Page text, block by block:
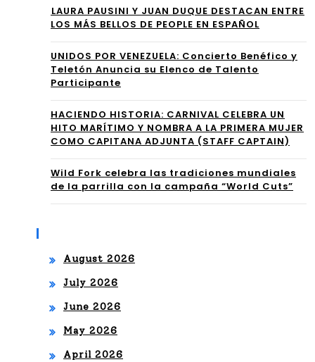
al
con
“Qu
isie
ra
Ella
un
cin
CIA
L
DE
LA
AC
AD
EMI
⁠LAURA PAUSINI Y JUAN DUQUE DESTACAN ENTRE
LOS MÁS BELLOS DE PEOPLE EN ESPAÑOL
UNIDOS POR VENEZUELA: Concierto Benéfico y
Teletón Anuncia su Elenco de Talento
Participante
HACIENDO HISTORIA: CARNIVAL CELEBRA UN
HITO MARÍTIMO Y NOMBRA A LA PRIMERA MUJER
COMO CAPITANA ADJUNTA (STAFF CAPTAIN)
Wild Fork celebra las tradiciones mundiales
de la parrilla con la campaña “World Cuts”
August 2026
July 2026
June 2026
May 2026
April 2026